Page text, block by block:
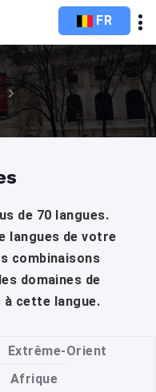
FR
de 70 langues.
langues de votre
combinaisons
domaines de
à cette langue.
Extrême-Orient
Afrique